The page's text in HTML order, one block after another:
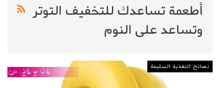
أطعمة تساعدك للتخفيف التوتر
وتساعد على النوم
نصائح التغذية السليمة